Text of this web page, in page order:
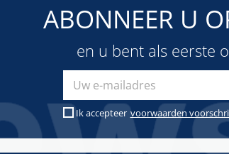
ABONNEER U
en u bent als eerste
Ik accepteer voorwaarden